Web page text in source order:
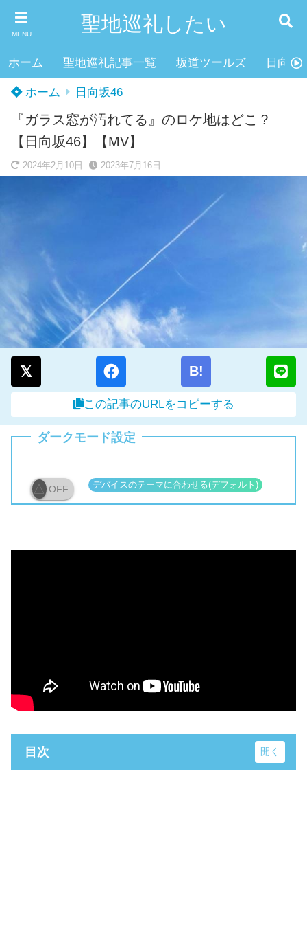
MENU 聖地巡礼したい
ホーム 聖地巡礼記事一覧 坂道ツールズ 日向坂
ホーム 日向坂46
『ガラス窓が汚れてる』のロケ地はどこ？
【日向坂46】【MV】
2024年2月10日 2023年7月16日
B!
この記事のURLをコピーする
ダークモード設定
OFF
目次